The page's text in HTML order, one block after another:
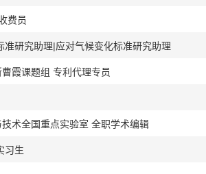
费员
研究助理|应对气候变化标准研究助理
霞课题组 专利代理专员
术全国重点实验室 全职学术编辑
习生